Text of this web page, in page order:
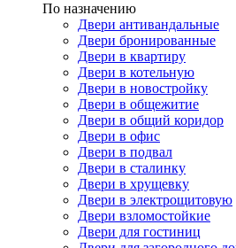
По назначению
Двери антивандальные
Двери бронированные
Двери в квартиру
Двери в котельную
Двери в новостройку
Двери в общежитие
Двери в общий коридор
Двери в офис
Двери в подвал
Двери в сталинку
Двери в хрущевку
Двери в электрощитовую
Двери взломостойкие
Двери для гостиниц